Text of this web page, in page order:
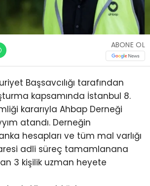
ABONE OL
Başsavcılığı tarafından
kapsamında İstanbul 8.
kararıyla Ahbap Derneği
atandı. Derneğin
hesapları ve tüm mal varlığı
adli süreç tamamlanana
3 kişilik uzman heyete